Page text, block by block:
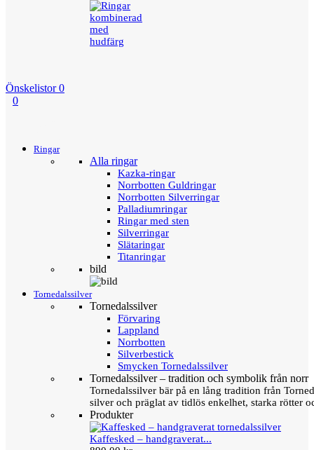
Önskelistor 0
0
Ringar
Alla ringar
Kazka-ringar
Norrbotten Guldringar
Norrbotten Silverringar
Palladiumringar
Ringar med sten
Silverringar
Slätaringar
Titanringar
bild
Tornedalssilver
Tornedalssilver
Förvaring
Lappland
Norrbotten
Silverbestick
Smycken Tornedalssilver
Tornedalssilver – tradition och symbolik från norr
Tornedalssilver bär på en lång tradition från
silver och präglat av tidlös enkelhet, starka rötter
Produkter
Kaffesked – handgraverat...